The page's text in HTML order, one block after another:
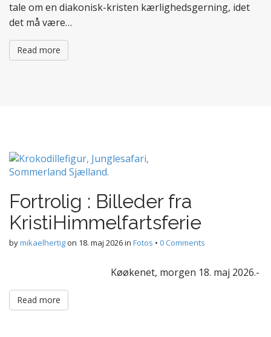
tale om en diakonisk-kristen kærlighedsgerning, idet
det må være…
Read more
Fortrolig : Billeder fra
KristiHimmelfartsferie
bymikaelhertigon 18. maj 2026in Fotos • 0 Comments
Køøkenet, morgen 18. maj 2026.-
Read more